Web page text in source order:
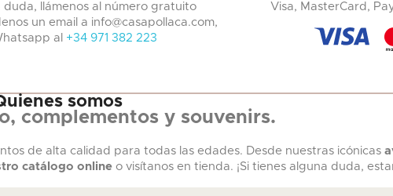
duda, llámenos al número gratuito
un email a info@casapollaca.com,
al +34 971 382 223
Visa, MasterCard,
somos
complementos y souvenirs.
de alta calidad para todas las edades. Desde nuestras icónicas
catálogo onlineo visítanos en tienda. ¡Si tienes alguna duda,